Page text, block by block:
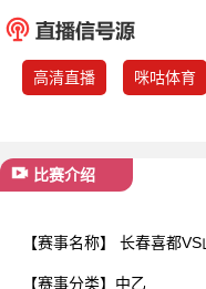
高清直播 咪咕体育
比赛介绍
【赛事名称】 长春喜都
【赛事分类】 中乙